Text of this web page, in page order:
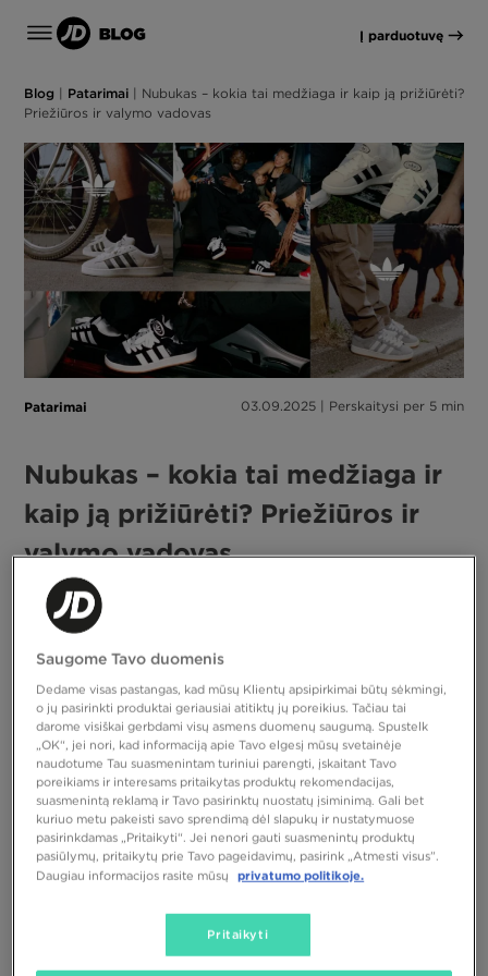
Į parduotuvę
Blog | Patarimai | Nubukas – kokia tai medžiaga ir kaip ją prižiūrėti?
Priežiūros ir valymo vadovas
Patarimai 03.09.2025 | Perskaitysi per 5 min
Nubukas – kokia tai medžiaga ir
kaip ją prižiūrėti? Priežiūros ir
valymo vadovas
Turinys
Kas yra nubukas?
Kaip atrodo nubukas?
Ar nubukas sušlampa?
Įsivaizduok, kad ką tik nusipirkai savo svajonių batus arba naują
nubuko striukę – stilingą, minkštą, tiesiog aukščiausios kokybės. Ir
staiga… dėmė!Nubukas atrodo įspūdingai, tačiau reikalauja
priežiūros.Jei nenori, kad tavo mėgstami batai ar striukė taptų
liūdnu praeities reliktu, turi žinoti, kaip juos prižiūrėti. Valyti?
Impregnuoti? O gal geriau vengti lietaus kaip ugnies? Ramiai –
turime tau išsamų gidą, kuris padės išlaikyti tavo nubuko sportinę
aprangą kaip naują ilgą laiką.
Kas yra nubukas?
Jei kada nors esi matęs aksominės, matinės apdailos batus ar
Saugome Tavo duomenis
Dedame visas pastangas, kad mūsų Klientų apsipirkimai būtų sėkmingi,
o jų pasirinkti produktai geriausiai atitiktų jų poreikius. Tačiau tai
darome visiškai gerbdami visų asmens duomenų saugumą. Spustelk
„OK“, jei nori, kad informaciją apie Tavo elgesį mūsų svetainėje
naudotume Tau suasmenintam turiniui parengti, įskaitant Tavo
poreikiams ir interesams pritaikytas produktų rekomendacijas,
suasmenintą reklamą ir Tavo pasirinktų nuostatų įsiminimą. Gali bet
kuriuo metu pakeisti savo sprendimą dėl slapukų ir nustatymuose
pasirinkdamas „Pritaikyti“. Jei nenori gauti suasmenintų produktų
pasiūlymų, pritaikytų prie Tavo pageidavimų, pasirink „Atmesti visus”.
Daugiau informacijos rasite mūsų
privatumo politikoje.
Pritaikyti